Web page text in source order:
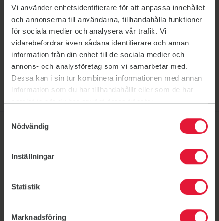
Vi använder enhetsidentifierare för att anpassa innehållet
och annonserna till användarna, tillhandahålla funktioner
för sociala medier och analysera vår trafik. Vi
vidarebefordrar även sådana identifierare och annan
information från din enhet till de sociala medier och
annons- och analysföretag som vi samarbetar med.
Dessa kan i sin tur kombinera informationen med annan
information som du har tillhandahållit eller som de har
samlat in när du har använt deras tjänster.
Nödvändig
Inställningar
Statistik
Marknadsföring
Kontakt
Send an email to kontakt@trosafriskis.se
kontakt@trosafriskis.se
Länk till: Bli medlem
Friskis Trosa-Vagnhärad
Friskis Trosa-Vagnhärad
Nero Center, Nya Industrivägen 3, 619 71 Vagnhärad
Skola / Idrottshall